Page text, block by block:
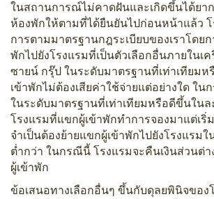
ในสถานการณ์ไม่คาดฝันและเกิดขึ้นได้ยา
ห้องพักให้ตามที่ได้ยืนยันไปก่อนหน้าแล้ว โ
การตามมาตรฐานกฎระเบียบของเราโดย
พักไปยังโรงแรมที่เป็นตัวเลือกอื่นภายในเค
ซายน์ กรุ๊ป ในระดับมาตรฐานที่เท่าเทียม
เข้าพักไม่ต้องเสียค่าใช้จ่ายแต่อย่างใด ใ
ในระดับมาตรฐานที่เท่าเทียมหรือดีขึ้นในล
โรงแรมที่แขกผู้เข้าพักทำการจองมาแต่เริ่
จำเป็นต้องย้ายแขกผู้เข้าพักไปยังโรงแรม
ต่ำกว่า ในกรณีนี้ โรงแรมจะคืนเงินส่วนต่
ผู้เข้าพัก
ข้อเสนอทางเลือกอื่นๆ ขึ้นกับดุลยพินิจขอ